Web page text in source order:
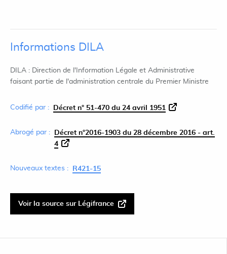
Informations DILA
DILA : Direction de l'Information Légale et Administrative
faisant partie de l'administration centrale du Premier Ministre
Codifié par : Décret n° 51-470 du 24 avril 1951
Abrogé par :
Décret n°2016-1903 du 28 décembre 2016 - art.
4
Nouveaux textes : R421-15
Voir la source sur Légifrance